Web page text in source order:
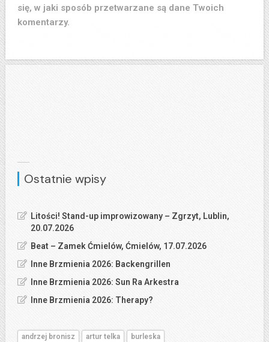
się, w jaki sposób przetwarzane są dane Twoich
komentarzy.
Ostatnie wpisy
Litości! Stand-up improwizowany – Zgrzyt, Lublin,
20.07.2026
Beat – Zamek Ćmielów, Ćmielów, 17.07.2026
Inne Brzmienia 2026: Backengrillen
Inne Brzmienia 2026: Sun Ra Arkestra
Inne Brzmienia 2026: Therapy?
andrzej bronisz artur telka
burleska